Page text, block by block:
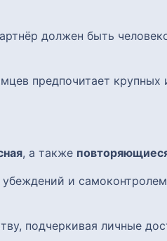
должен быть
предпочитает крупных
, а также
и
подчеркивая личные